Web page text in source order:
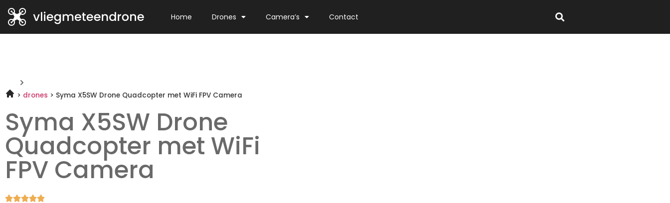
Home Drones Camera’s Contact
drones Syma X5SW Drone Quadcopter met WiFi FPV Camera
Syma X5SW Drone
Quadcopter met WiFi
FPV Camera
